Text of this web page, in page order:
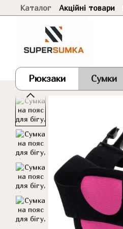
Перейти до основного контенту
Каталог Акційні товари
Рюкзаки Сумки